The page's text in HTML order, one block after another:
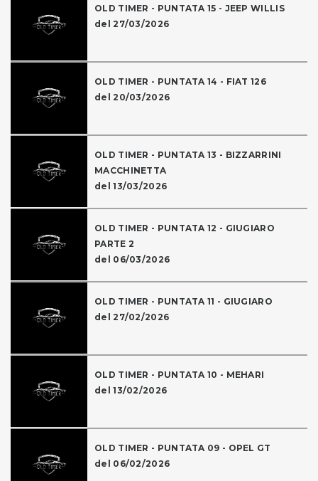
OLD TIMER - PUNTATA 15 - JEEP WILLIS
del 27/03/2026
OLD TIMER - PUNTATA 14 - FIAT 126
del 20/03/2026
OLD TIMER - PUNTATA 13 - BIZZARRINI
MACCHINETTA
del 13/03/2026
OLD TIMER - PUNTATA 12 - GIUGIARO
PARTE 2
del 06/03/2026
OLD TIMER - PUNTATA 11 - GIUGIARO
del 27/02/2026
OLD TIMER - PUNTATA 10 - MEHARI
del 13/02/2026
OLD TIMER - PUNTATA 09 - OPEL GT
del 06/02/2026